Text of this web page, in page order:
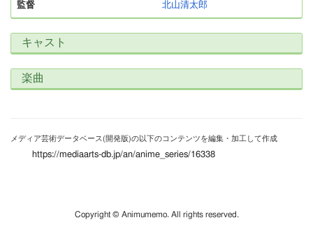
監督 北山清太郎
キャスト
楽曲
メディア芸術データベース(開発版)の以下のコンテンツを編集・加工して作成
https://mediaarts-db.jp/an/anime_series/16338
Copyright © Animumemo. All rights reserved.